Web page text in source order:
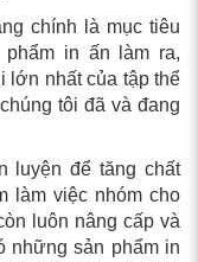
chính là mục tiêu
in ấn làm ra,
lớn nhất của tập thể
tôi đã và đang
luyện để tăng chất
làm việc nhóm cho
luôn nâng cấp và
những sản phẩm in